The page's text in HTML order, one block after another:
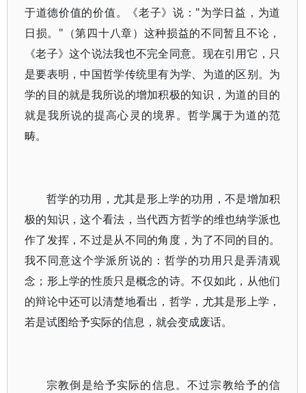
于道德价值的价值。《老子》说："为学日益，为道
日损。"（第四十八章）这种损益的不同暂且不论，
《老子》这个说法我也不完全同意。现在引用它，只
是要表明，中国哲学传统里有为学、为道的区别。为
学的目的就是我所说的增加积极的知识，为道的目的
就是我所说的提高心灵的境界。哲学属于为道的范
畴。
哲学的功用，尤其是形上学的功用，不是增加积
极的知识，这个看法，当代西方哲学的维也纳学派也
作了发挥，不过是从不同的角度，为了不同的目的。
我不同意这个学派所说的：哲学的功用只是弄清观
念；形上学的性质只是概念的诗。不仅如此，从他们
的辩论中还可以清楚地看出，哲学，尤其是形上学，
若是试图给予实际的信息，就会变成废话。
宗教倒是给予实际的信息。不过宗教给予的信